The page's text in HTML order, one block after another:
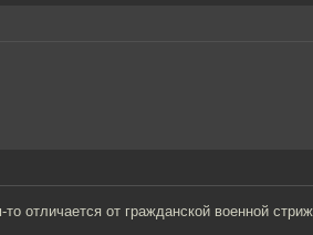
отличается от гражданской военной